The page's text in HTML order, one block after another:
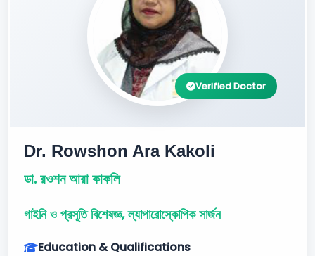
Verified Doctor
Dr. Rowshon Ara Kakoli
ডা. রওশন আরা কাকলি
গাইনি ও প্রসূতি বিশেষজ্ঞ, ল্যাপারোস্কোপিক সার্জন
Education & Qualifications